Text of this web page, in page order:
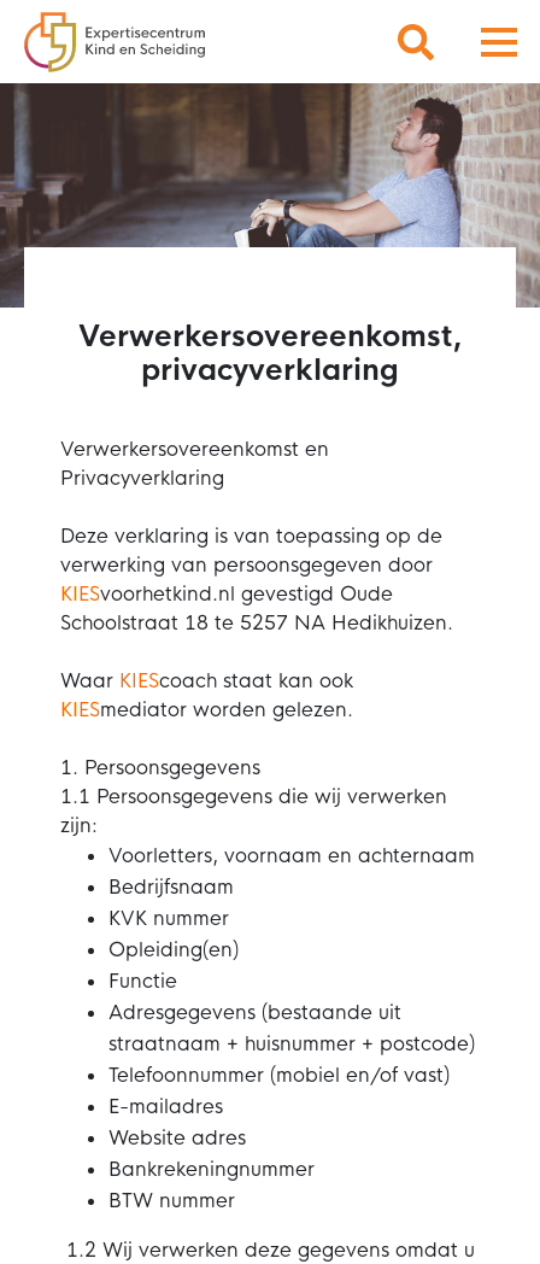
Verwerkersovereenkomst,
privacyverklaring
Verwerkersovereenkomst en
Privacyverklaring
Deze verklaring is van toepassing op de
verwerking van persoonsgegeven door
KIESvoorhetkind.nl gevestigd Oude
Schoolstraat 18 te 5257 NA Hedikhuizen.
Waar KIEScoach staat kan ook
KIESmediator worden gelezen.
1. Persoonsgegevens
1.1 Persoonsgegevens die wij verwerken
zijn:
Voorletters, voornaam en achternaam
Bedrijfsnaam
KVK nummer
Opleiding(en)
Functie
Adresgegevens (bestaande uit
straatnaam + huisnummer + postcode)
Telefoonnummer (mobiel en/of vast)
E-mailadres
Website adres
Bankrekeningnummer
BTW nummer
1.2 Wij verwerken deze gegevens omdat u